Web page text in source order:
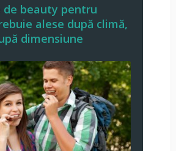
de beauty pentru
alese după climă,
dimensiune